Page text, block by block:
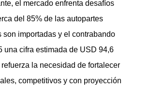
el mercado enfrenta desafíos
del 85% de las autopartes
son importadas y el contrabando
una cifra estimada de USD 94,6
la necesidad de fortalecer
competitivos y con proyección